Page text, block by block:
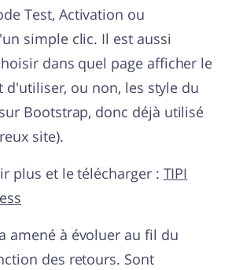
Test, Activation ou
simple clic. Il est aussi
dans quel page afficher le
d'utiliser, ou non, les style du
Bootstrap, donc déjà utilisé
site).
plus et le télécharger : TIPI
amené à évoluer au fil du
des retours. Sont